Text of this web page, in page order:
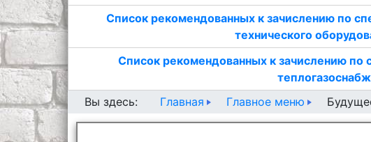
Список рекомендованных к зачислению по
технического
Список рекомендованных к зачислению по
Вы здесь:
Главная Главное меню